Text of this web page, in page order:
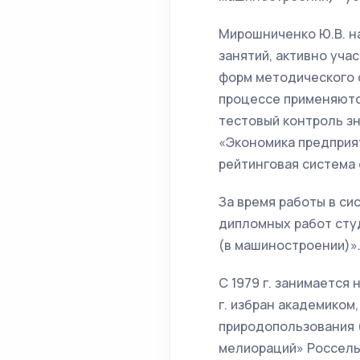
Мирошниченко Ю.В.
занятий, активно
форм методического
процессе
тестовый контроль
«Экономика
рейтинговая
За время работы в
дипломных работ
(в машиностроении)».
С 1979 г. занимается
г. избран
мелиораций»